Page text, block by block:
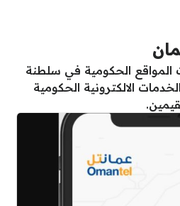
الحكومية في سلطنة
الالكترونية الحكومية